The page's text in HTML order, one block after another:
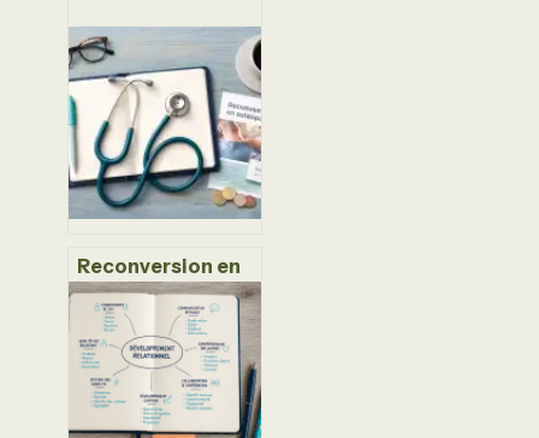
Reconversion en
ostéopathie : 5
ans d’études, 40
000 €
d’investissement
et une nouvelle vie
professionnelle